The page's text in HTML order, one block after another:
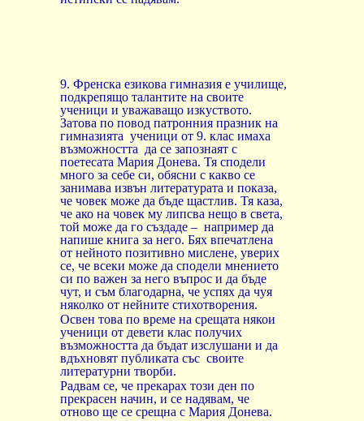
9. Френска езикова гимназия е училище,
подкрепящо талантите на своите
ученици и уважаващо изкуството.
Затова по повод патронния празник на
гимназията ученици от 9. клас имаха
възможността да се запознаят с
поетесата Мария Донева. Тя сподели
много за себе си, обясни с какво се
занимава извън литературата и показа,
че човек може да бъде щастлив. Тя каза,
че ако на човек му липсва нещо в света,
той може да го създаде – например да
напише книга за него. Бях впечатлена
от нейното позитивно мислене, уверих
се, че всеки може да сподели мнението
си по важен за него въпрос и да бъде
чут, и съм благодарна, че успях да чуя
няколко от нейните стихотворения.
Освен това по време на срещата някои
ученици от девети клас получих
възможността да бъдат изслушани и да
вдъхновят публиката със своите
литературни творби.
Радвам се, че прекарах този ден по
прекрасен начин, и се надявам, че
отново ще се срещна с Мария Донева.